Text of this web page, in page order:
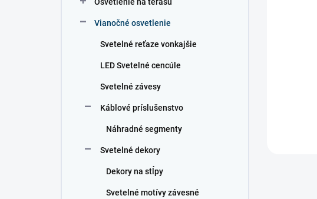
Vianočné osvetlenie
Svetelné reťaze vonkajšie
LED Svetelné cencúle
Svetelné závesy
Káblové príslušenstvo
Náhradné segmenty
Svetelné dekory
Dekory na stĺpy
Svetelné motívy závesné